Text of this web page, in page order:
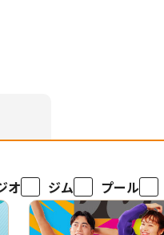
オ ジム プール